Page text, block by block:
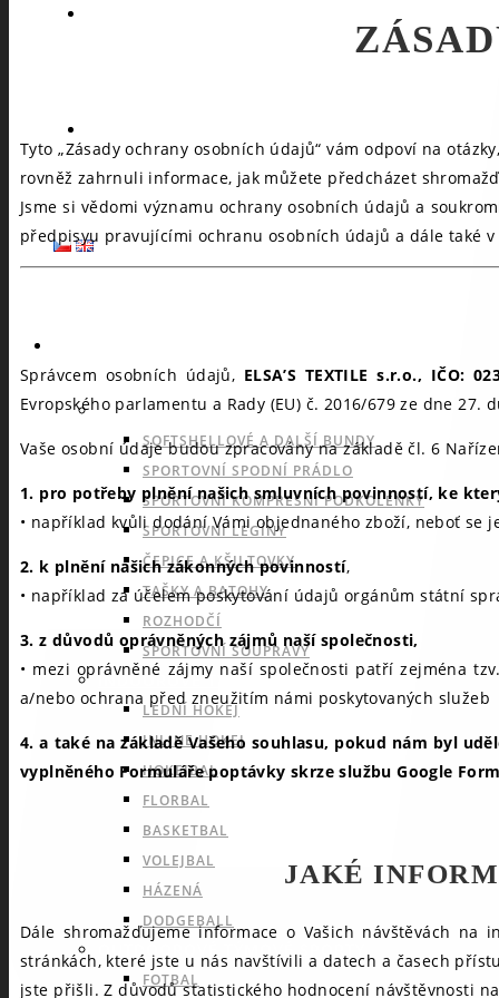
NABÍDKA PRO VŠECHNY SPORTY
SOFTSHELLOVÉ A DALŠÍ BUNDY
SPORTOVNÍ SPODNÍ PRÁDLO
SPORTOVNÍ KOMPRESNÍ PODKOLENKY
SPORTOVNÍ LEGÍNY
ČEPICE A KŠILTOVKY
TAŠKY A BATOHY
ROZHODČÍ
SPORTOVNÍ SOUPRAVY
INDOOROVÉ TÝMOVÉ SPORTY
LEDNÍ HOKEJ
INLINE HOKEJ
HOKEJBAL
FLORBAL
BASKETBAL
VOLEJBAL
HÁZENÁ
DODGEBALL
FOTBAL
Tyto „Zásady ochrany osobních údajů“ vám odpoví na
rovněž zahrnuli informace, jak můžete předcházet
Jsme si vědomi významu ochrany osobních údajů a
předpisyu pravujícími ochranu osobních údajů a dále také
Správcem osobních údajů, ELSA’S TEXTILE s.r.o., IČO:
Evropského parlamentu a Rady (EU) č. 2016/679 ze dne
Vaše osobní údaje budou zpracovány na základě čl. 6
1. pro potřeby plnění našich smluvních povinností, ke
• například kvůli dodání Vámi objednaného zboží, neboť se
2. k plnění našich zákonných povinností,
• například za účelem poskytování údajů orgánům státní
3. z důvodů oprávněných zájmů naší společnosti,
• mezi oprávněné zájmy naší společnosti patří zejména
a/nebo ochrana před zneužitím námi poskytovaných služeb
4. a také na základě Vašeho souhlasu, pokud nám byl
vyplněného Formuláře poptávky skrze službu Google
JAKÉ
Dále shromažďujeme informace o Vašich návštěvách na
stránkách, které jste u nás navštívili a datech a časech
jste přišli. Z důvodů statistického hodnocení návštěvnosti